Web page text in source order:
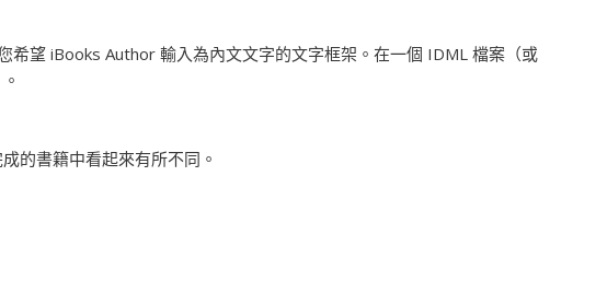
希望 iBooks Author 輸入為內文文字的文字框架。在一個 IDML 檔案（或
的書籍中看起來有所不同。